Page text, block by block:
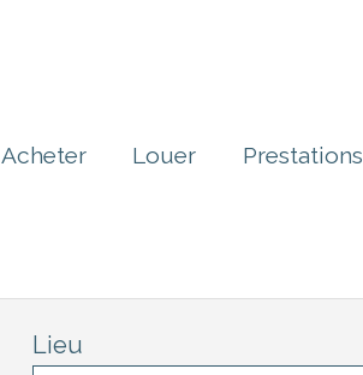
Acheter Louer Prestations
Lieu